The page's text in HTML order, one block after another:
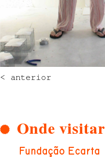
< anterior
Onde visitar
Fundação Ecarta